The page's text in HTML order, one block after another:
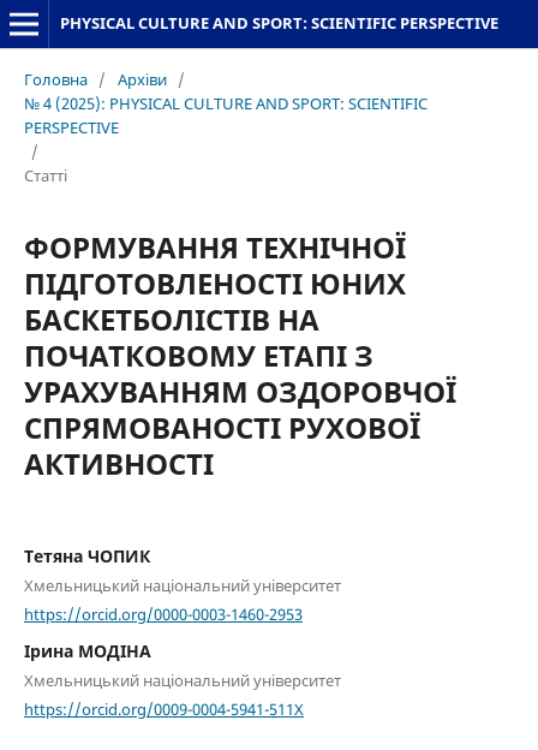
PHYSICAL CULTURE AND SPORT: SCIENTIFIC PERSPECTIVE
Головна / Архіви /
№ 4 (2025): PHYSICAL CULTURE AND SPORT: SCIENTIFIC
PERSPECTIVE
/
Статті
ФОРМУВАННЯ ТЕХНІЧНОЇ
ПІДГОТОВЛЕНОСТІ ЮНИХ
БАСКЕТБОЛІСТІВ НА
ПОЧАТКОВОМУ ЕТАПІ З
УРАХУВАННЯМ ОЗДОРОВЧОЇ
СПРЯМОВАНОСТІ РУХОВОЇ
АКТИВНОСТІ
Тетяна ЧОПИК
Хмельницький національний університет
https://orcid.org/0000-0003-1460-2953
Ірина МОДІНА
Хмельницький національний університет
https://orcid.org/0009-0004-5941-511X